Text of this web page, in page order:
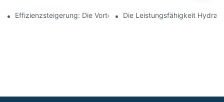
Effizienzsteigerung: Die Vorteile Eines 4-Stufigen Teleskop-
Die Leistungsfähigkeit